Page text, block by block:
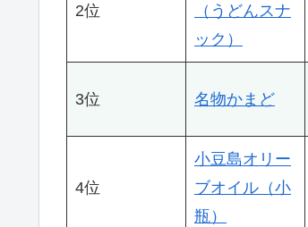
2位
（うどんスナ
ック）
3位 名物かまど
4位
小豆島オリー
ブオイル（小
瓶）